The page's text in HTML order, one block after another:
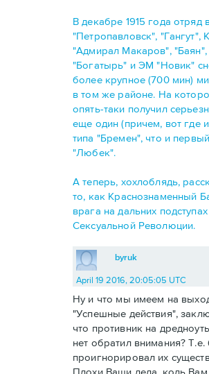
В декабре 1915 года отряд
"Петропавловск", "Гангут",
"Адмирал Макаров", "Баян",
"Богатырь" и ЭМ "Новик"
более крупное (700 мин)
в том же районе. На
опять-таки получил
еще один (причем, вот где
типа "Бремен", что и
"Любек".
А теперь, хохлоблядь,
то, как Краснознаменный
врага на дальних
Сексуальной Революции.
byruk
April 19 2016, 20:05:05 UTC
Ну и что мы имеем на
"Успешные действия",
что противник на
нет обратил внимания? Т.е.
проигнорировал их